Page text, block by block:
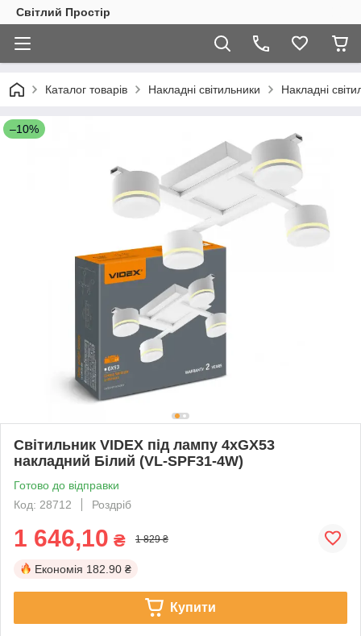
Світлий Простір
Каталог товарів Накладні світильники Накладні
–10%
Світильник VIDEX під лампу 4xGX53
накладний Білий (VL-SPF31-4W)
Готово до відправки
Код: 28712
Роздріб
1 646,10 ₴ 1 829 ₴
Економія 182.90 ₴
Купити